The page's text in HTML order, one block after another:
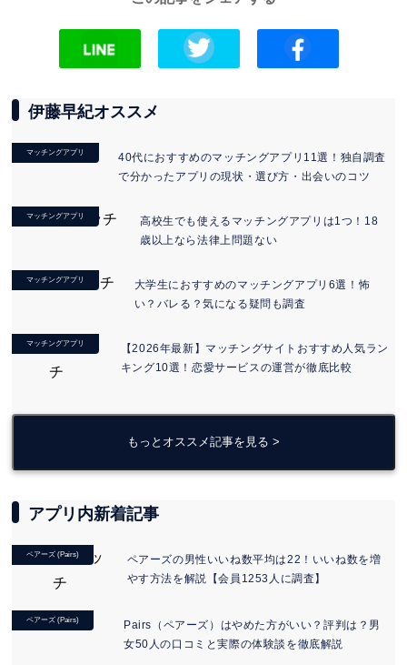
伊藤早紀オススメ
マッチングアプリ
40代におすすめのマッチングアプリ11選！独自調査
で分かったアプリの現状・選び方・出会いのコツ
マッチングアプリ
高校生でも使えるマッチングアプリは1つ！18
歳以上なら法律上問題ない
マッチングアプリ
大学生におすすめのマッチングアプリ6選！怖
い？バレる？気になる疑問も調査
マッチングアプリ
【2026年最新】マッチングサイトおすすめ人気ラン
キング10選！恋愛サービスの運営が徹底比較
もっとオススメ記事を見る >
アプリ内新着記事
ペアーズ (Pairs)
ペアーズの男性いいね数平均は22！いいね数を増
やす方法を解説【会員1253人に調査】
ペアーズ (Pairs)
Pairs（ペアーズ）はやめた方がいい？評判は？男
女50人の口コミと実際の体験談を徹底解説